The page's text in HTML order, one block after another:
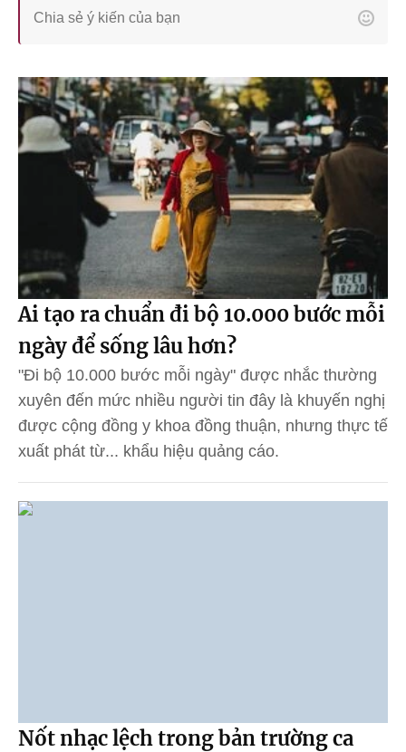
Ai tạo ra chuẩn đi bộ 10.000 bước mỗi
ngày để sống lâu hơn?
"Đi bộ 10.000 bước mỗi ngày" được nhắc thường
xuyên đến mức nhiều người tin đây là khuyến nghị
được cộng đồng y khoa đồng thuận, nhưng thực tế
xuất phát từ... khẩu hiệu quảng cáo.
Nốt nhạc lệch trong bản trường ca